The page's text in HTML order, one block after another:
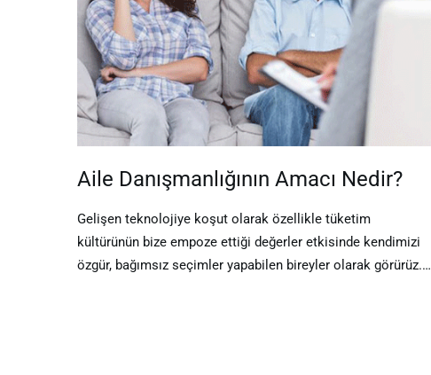
Aile Danışmanlığının Amacı Nedir?
Gelişen teknolojiye koşut olarak özellikle tüketim
kültürünün bize empoze ettiği değerler etkisinde kendimizi
özgür, bağımsız seçimler yapabilen bireyler olarak görürüz.…